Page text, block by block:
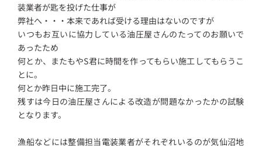
装業者が匙を投げた仕事が
弊社へ・・・本来であれば受ける理由はないのですが
いつもお互いに協力している油圧屋さんのたってのお願いで
あったため
何とか、またもやS君に時間を作ってもらい施工してもらうこ
とに。
何とか昨日中に施工完了。
残すは今日の油圧屋さんによる改造が問題なかったかの試験
となります。
漁船などには整備担当電装業者がそれぞれいるのが気仙沼地